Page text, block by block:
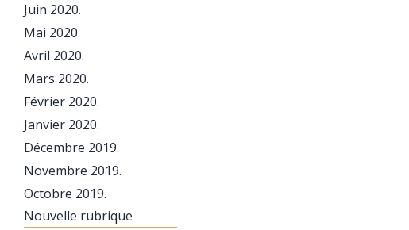
Juin 2020.
Mai 2020.
Avril 2020.
Mars 2020.
Février 2020.
Janvier 2020.
Décembre 2019.
Novembre 2019.
Octobre 2019.
Nouvelle rubrique